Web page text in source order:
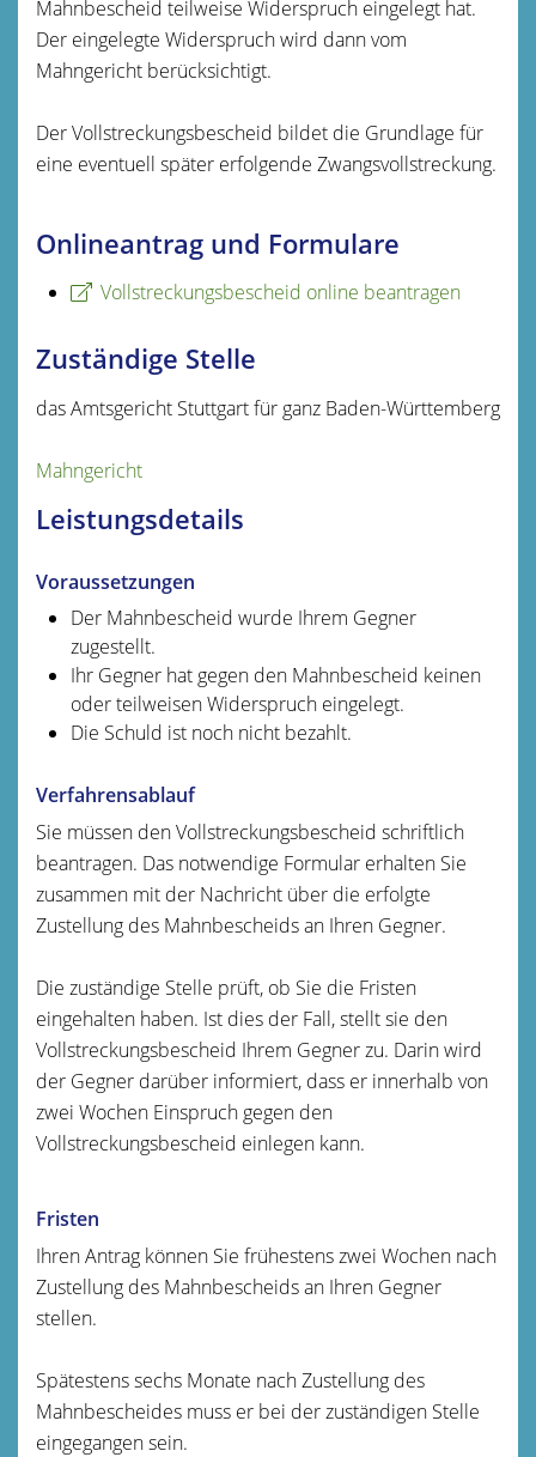
Mahnbescheid teilweise Widerspruch eingelegt hat.
Der eingelegte Widerspruch wird dann vom
Mahngericht berücksichtigt.
Der Vollstreckungsbescheid bildet die Grundlage für
eine eventuell später erfolgende Zwangsvollstreckung.
Onlineantrag und Formulare
Vollstreckungsbescheid online beantragen
Zuständige Stelle
das Amtsgericht Stuttgart für ganz Baden-Württemberg
Mahngericht
Leistungsdetails
Voraussetzungen
Der Mahnbescheid wurde Ihrem Gegner
zugestellt.
Ihr Gegner hat gegen den Mahnbescheid keinen
oder teilweisen Widerspruch eingelegt.
Die Schuld ist noch nicht bezahlt.
Verfahrensablauf
Sie müssen den Vollstreckungsbescheid schriftlich
beantragen. Das notwendige Formular erhalten Sie
zusammen mit der Nachricht über die erfolgte
Zustellung des Mahnbescheids an Ihren Gegner.
Die zuständige Stelle prüft, ob Sie die Fristen
eingehalten haben. Ist dies der Fall, stellt sie den
Vollstreckungsbescheid Ihrem Gegner zu. Darin wird
der Gegner darüber informiert, dass er innerhalb von
zwei Wochen Einspruch gegen den
Vollstreckungsbescheid einlegen kann.
Fristen
Ihren Antrag können Sie frühestens zwei Wochen nach
Zustellung des Mahnbescheids an Ihren Gegner
stellen.
Spätestens sechs Monate nach Zustellung des
Mahnbescheides muss er bei der zuständigen Stelle
eingegangen sein.